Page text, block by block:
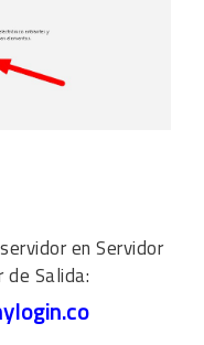
en Servidor
de Salida: